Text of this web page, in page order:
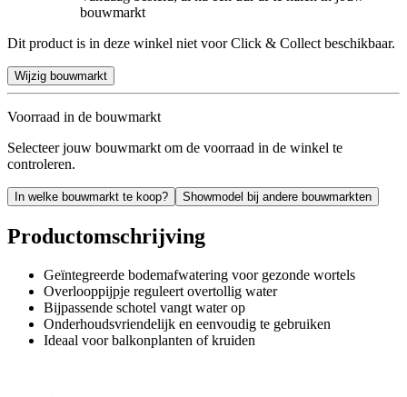
bouwmarkt
Dit product is in deze winkel niet voor Click & Collect beschikbaar.
Wijzig bouwmarkt
Voorraad in de bouwmarkt
Selecteer jouw bouwmarkt om de voorraad in de winkel te
controleren.
In welke bouwmarkt te koop? Showmodel bij andere bouwmarkten
Productomschrijving
Geïntegreerde bodemafwatering voor gezonde wortels
Overlooppijpje reguleert overtollig water
Bijpassende schotel vangt water op
Onderhoudsvriendelijk en eenvoudig te gebruiken
Ideaal voor balkonplanten of kruiden